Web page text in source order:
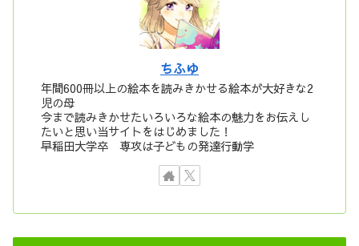
ちふゆ
年間600冊以上の絵本を読みきかせる絵本が大好きな2
児の母
今まで読みきかせたいろいろな絵本の魅力をお伝えし
たいと思い当サイトをはじめました！
早稲田大学卒 専攻は子どもの発達行動学